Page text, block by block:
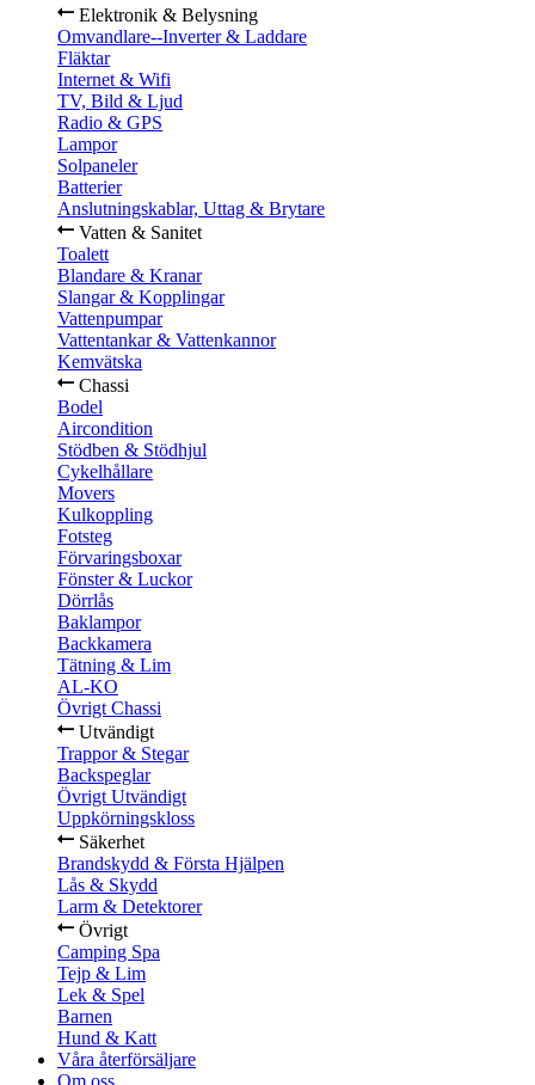
Elektronik & Belysning
Omvandlare--Inverter & Laddare
Fläktar
Internet & Wifi
TV, Bild & Ljud
Radio & GPS
Lampor
Solpaneler
Batterier
Anslutningskablar, Uttag & Brytare
Vatten & Sanitet
Toalett
Blandare & Kranar
Slangar & Kopplingar
Vattenpumpar
Vattentankar & Vattenkannor
Kemvätska
Chassi
Bodel
Aircondition
Stödben & Stödhjul
Cykelhållare
Movers
Kulkoppling
Fotsteg
Förvaringsboxar
Fönster & Luckor
Dörrlås
Baklampor
Backkamera
Tätning & Lim
AL-KO
Övrigt Chassi
Utvändigt
Trappor & Stegar
Backspeglar
Övrigt Utvändigt
Uppkörningskloss
Säkerhet
Brandskydd & Första Hjälpen
Lås & Skydd
Larm & Detektorer
Övrigt
Camping Spa
Tejp & Lim
Lek & Spel
Barnen
Hund & Katt
Våra återförsäljare
Om oss